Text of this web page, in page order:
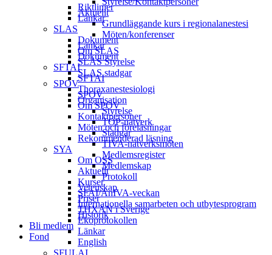
Riktlinjer
Länkar
SLAS
Dokument
Om SLAS
SLAS Styrelse
SLAS stadgar
SPOV
SPOV
Om SPOV
Kontaktpersoner
Möten och föreläsningar
Rekommenderad läsning
SYA
Om OSS
Aktuellt
Kurser
SFAI/AnIVA-veckan
Internationella samarbeten och utbytesprogram
Historik
Bli medlem
Fond
Aktuellt
Grundläggande kurs i regionalanestesi
Möten/konferenser
Länkar
Dokument
SFTAI
SFTAI
Thoraxanestesiologi
Organisation
Styrelse
TOP-nätverk
Stadgar
TIVA-nätverksmöten
Medlemsregister
Medlemskap
Protokoll
Vetenskap
Priser
THXAN i Sverige
Ekoprotokollen
Länkar
English
SFULAI